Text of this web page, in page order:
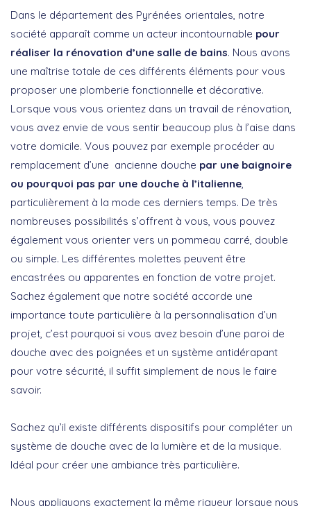
Dans le département des Pyrénées orientales, notre
société apparaît comme un acteur incontournable pour
réaliser la rénovation d’une salle de bains. Nous avons
une maîtrise totale de ces différents éléments pour vous
proposer une plomberie fonctionnelle et décorative.
Lorsque vous vous orientez dans un travail de rénovation,
vous avez envie de vous sentir beaucoup plus à l’aise dans
votre domicile. Vous pouvez par exemple procéder au
remplacement d’une ancienne douche par une baignoire
ou pourquoi pas par une douche à l’italienne
particulièrement à la mode ces derniers temps. De très
nombreuses possibilités s’offrent à vous, vous pouvez
également vous orienter vers un pommeau carré, double
ou simple. Les différentes molettes peuvent être
encastrées ou apparentes en fonction de votre projet.
Sachez également que notre société accorde une
importance toute particulière à la personnalisation d’un
projet, c’est pourquoi si vous avez besoin d’une paroi de
douche avec des poignées et un système antidérapant
pour votre sécurité, il suffit simplement de nous le faire
savoir.
Sachez qu’il existe différents dispositifs pour compléter un
système de douche avec de la lumière et de la musique.
Idéal pour créer une ambiance très particulière.
Nous appliquons exactement la même rigueur lorsque nous